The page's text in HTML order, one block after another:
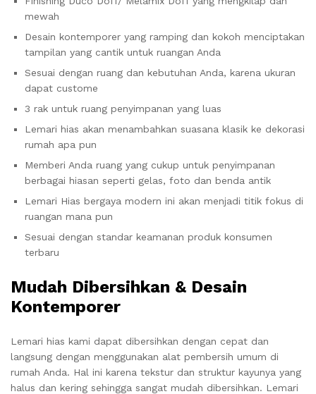
mewah
Desain kontemporer yang ramping dan kokoh menciptakan
tampilan yang cantik untuk ruangan Anda
Sesuai dengan ruang dan kebutuhan Anda, karena ukuran
dapat custome
3 rak untuk ruang penyimpanan yang luas
Lemari hias akan menambahkan suasana klasik ke dekorasi
rumah apa pun
Memberi Anda ruang yang cukup untuk penyimpanan
berbagai hiasan seperti gelas, foto dan benda antik
Lemari Hias bergaya modern ini akan menjadi titik fokus di
ruangan mana pun
Sesuai dengan standar keamanan produk konsumen
terbaru
Mudah Dibersihkan & Desain
Kontemporer
Lemari hias kami dapat dibersihkan dengan cepat dan
langsung dengan menggunakan alat pembersih umum di
rumah Anda. Hal ini karena tekstur dan struktur kayunya yang
halus dan kering sehingga sangat mudah dibersihkan. Lemari